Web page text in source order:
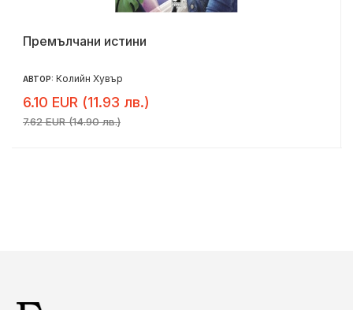
Премълчани истини
АВТОР: Колийн Хувър
6.10 EUR (11.93 лв.)
7.62 EUR (14.90 лв.)